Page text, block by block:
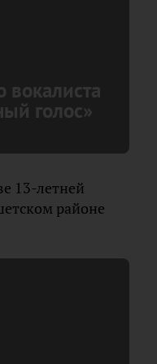
голос»
13-летней
районе